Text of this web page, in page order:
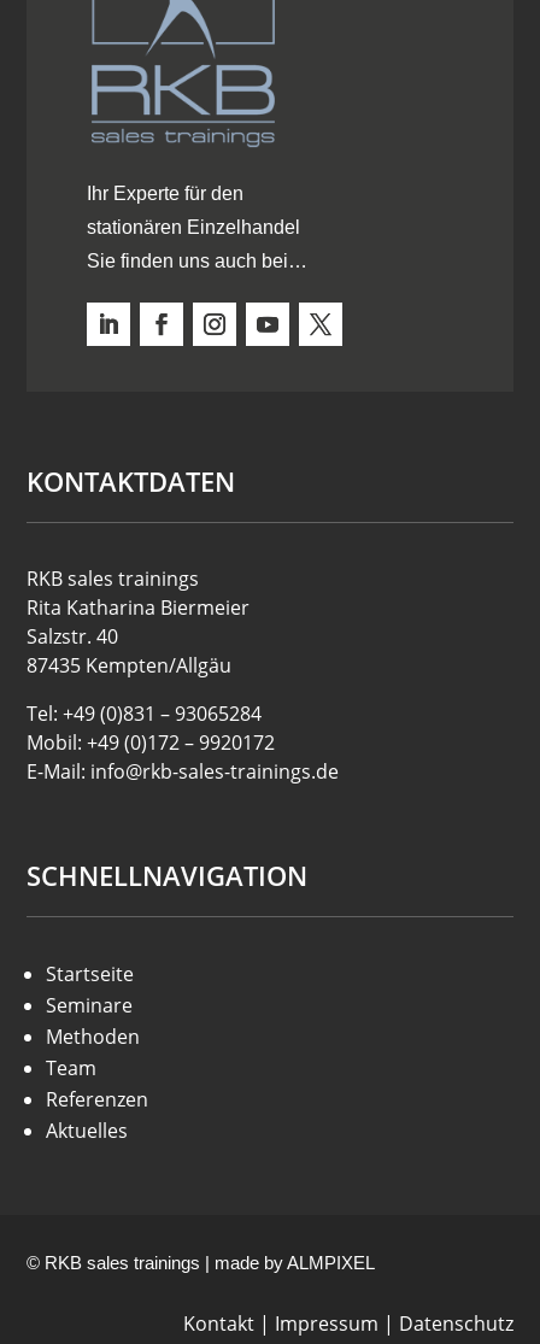
Ihr Experte für den
stationären Einzelhandel
Sie finden uns auch bei…
KONTAKTDATEN
RKB sales trainings
Rita Katharina Biermeier
Salzstr. 40
87435 Kempten/Allgäu
Tel: +49 (0)831 – 93065284
Mobil: +49 (0)172 – 9920172
E-Mail: info@rkb-sales-trainings.de
SCHNELLNAVIGATION
Startseite
Seminare
Methoden
Team
Referenzen
Aktuelles
© RKB sales trainings | made byALMPIXEL
Kontakt| Impressum | Datenschutz